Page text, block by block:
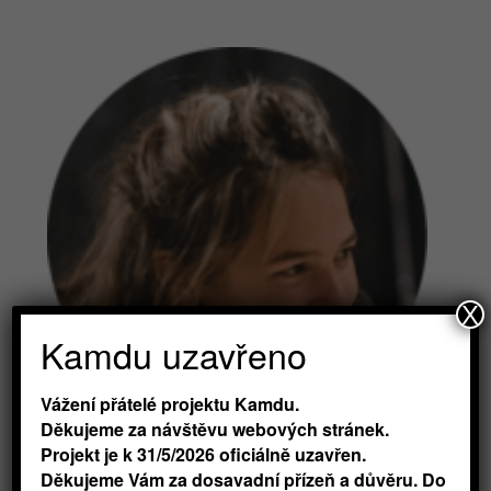
Kristina Komárková
Kamdu uzavřeno
Vážení přátelé projektu Kamdu.
Děkujeme za návštěvu webových stránek.
Projekt je k 31/5/2026 oficiálně uzavřen.
Děkujeme Vám za dosavadní přízeň a důvěru. Do
X